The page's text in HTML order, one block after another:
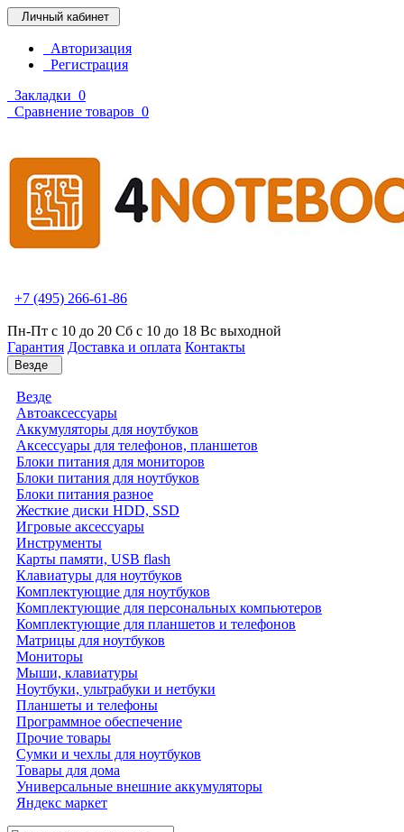
Личный кабинет
Авторизация
Регистрация
Закладки 0
Сравнение товаров 0
+7 (495) 266-61-86
Пн-Пт с 10 до 20 Сб с 10 до 18 Вс выходной
Гарантия Доставка и оплата Контакты
Везде
Везде
Автоаксессуары
Аккумуляторы для ноутбуков
Аксессуары для телефонов, планшетов
Блоки питания для мониторов
Блоки питания для ноутбуков
Блоки питания разное
Жесткие диски HDD, SSD
Игровые аксессуары
Инструменты
Карты памяти, USB flash
Клавиатуры для ноутбуков
Комплектующие для ноутбуков
Комплектующие для персональных компьютеров
Комплектующие для планшетов и телефонов
Матрицы для ноутбуков
Мониторы
Мыши, клавиатуры
Ноутбуки, ультрабуки и нетбуки
Планшеты и телефоны
Программное обеспечение
Прочие товары
Сумки и чехлы для ноутбуков
Товары для дома
Универсальные внешние аккумуляторы
Яндекс маркет